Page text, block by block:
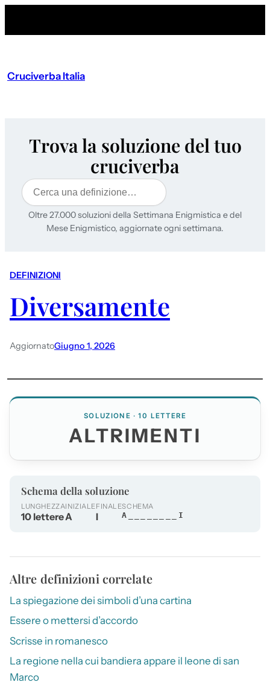
Cruciverba Italia
Trova la soluzione del tuo
cruciverba
Cerca
Oltre 27.000 soluzioni della Settimana Enigmistica e del
Mese Enigmistico, aggiornate ogni settimana.
DEFINIZIONI
Diversamente
AggiornatoGiugno 1, 2026
SOLUZIONE · 10 LETTERE
ALTRIMENTI
Schema della soluzione
LUNGHEZZA
10 lettere
INIZIALE
A
FINALE
I
SCHEMA
A________I
Altre definizioni correlate
La spiegazione dei simboli d’una cartina
Essere o mettersi d’accordo
Scrisse in romanesco
La regione nella cui bandiera appare il leone di san
Marco